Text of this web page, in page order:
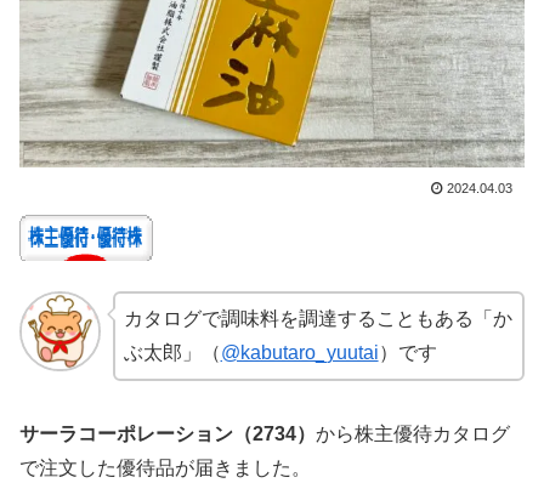
2024.04.03
カタログで調味料を調達することもある「か
ぶ太郎」（@kabutaro_yuutai）です
サーラコーポレーション（2734） から株主優待カタログ
で注文した優待品が届きました。